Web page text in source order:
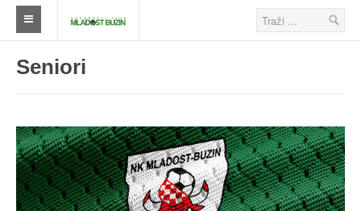
Naslovna
Klub
Škola nogometa
Ostalo
Klub
Seniori